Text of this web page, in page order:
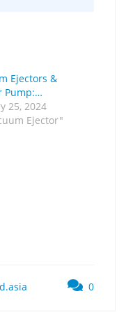
Ejectors &
Pump:…
25, 2024
Ejector"
0